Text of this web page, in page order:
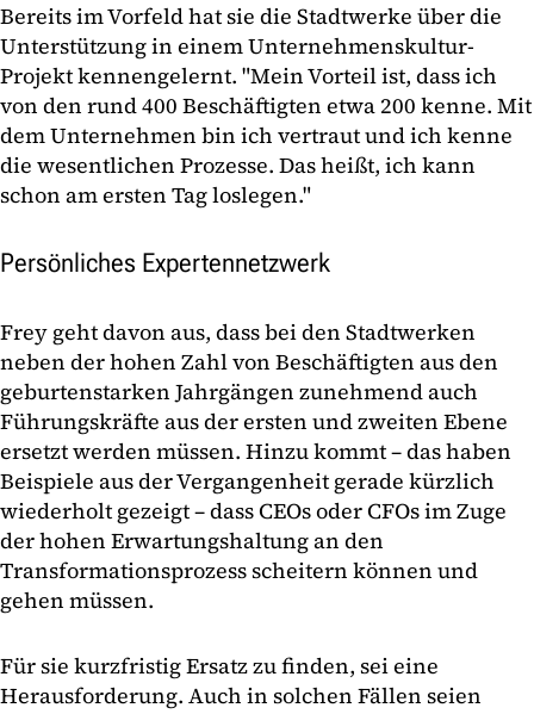
Bereits im Vorfeld hat sie die Stadtwerke über die
Unterstützung in einem Unternehmenskultur-
Projekt kennengelernt. "Mein Vorteil ist, dass ich
von den rund 400 Beschäftigten etwa 200 kenne. Mit
dem Unternehmen bin ich vertraut und ich kenne
die wesentlichen Prozesse. Das heißt, ich kann
schon am ersten Tag loslegen."
Persönliches Expertennetzwerk
Frey geht davon aus, dass bei den Stadtwerken
neben der hohen Zahl von Beschäftigten aus den
geburtenstarken Jahrgängen zunehmend auch
Führungskräfte aus der ersten und zweiten Ebene
ersetzt werden müssen. Hinzu kommt – das haben
Beispiele aus der Vergangenheit gerade kürzlich
wiederholt gezeigt – dass CEOs oder CFOs im Zuge
der hohen Erwartungshaltung an den
Transformationsprozess scheitern können und
gehen müssen.
Für sie kurzfristig Ersatz zu finden, sei eine
Herausforderung. Auch in solchen Fällen seien